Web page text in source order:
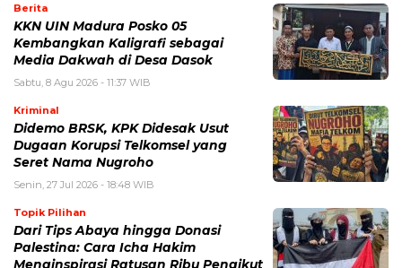
Berita
KKN UIN Madura Posko 05
Kembangkan Kaligrafi sebagai
Media Dakwah di Desa Dasok
Sabtu, 8 Agu 2026 - 11:37 WIB
Kriminal
Didemo BRSK, KPK Didesak Usut
Dugaan Korupsi Telkomsel yang
Seret Nama Nugroho
Senin, 27 Jul 2026 - 18:48 WIB
Topik Pilihan
Dari Tips Abaya hingga Donasi
Palestina: Cara Icha Hakim
Menginspirasi Ratusan Ribu Pengikut